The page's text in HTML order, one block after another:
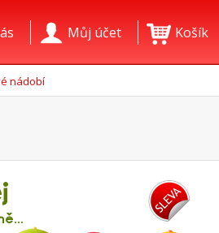
Košík
Můj účet
nádobí